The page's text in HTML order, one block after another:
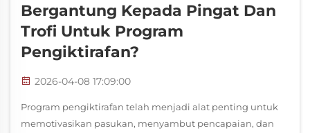
Bergantung Kepada Pingat Dan
Trofi Untuk Program
Pengiktirafan?
2026-04-08 17:09:00
Program pengiktirafan telah menjadi alat penting untuk
memotivasikan pasukan, menyambut pencapaian, dan